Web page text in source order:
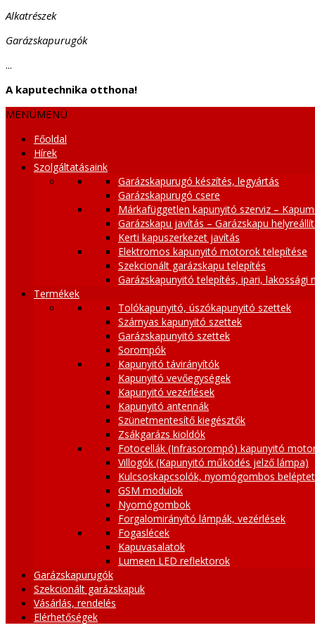
Alkatrészek
Garázskapurugók
...
A kaputechnika otthona!
MENÜMENÜ
Főoldal
Hírek
Szolgáltatásaink
Garázskapurugó készítés, legyártás
Garázskapurugó csere
Márkafüggetlen kapunyitó szerviz –
Garázskapu javítás – Garázskapu
Kerti kapuszerkezet javítás
Elektromos kapunyitó motorok telepítése
Szekcionált garázskapu telepítés
Garázskapunyitó telepítés, ipari, lakossági
Termékek
Tolókapunyitó, úszókapunyitó szettek
Szárnyas kapunyitó szettek
Garázskapunyitó szettek
Sorompók
Kapunyitó távirányítók
Kapunyitó vevőegységek
Kapunyitó vezérlések
Kapunyitó antennák
Szünetmentesítő kiegésztők
Zsákgarázs kioldók
Fotocellák (Infrasorompó) kapunyitó
Villogók (Kapunyitó működés jelző lámpa)
Kulcsoskapcsolók, nyomógombos
GSM modulok
Nyomógombok
Forgalomirányító lámpák, vezérlések
Fogaslécek
Kapuvasalatok
Lumeen LED reflektorok
Garázskapurugók
Szekcionált garázskapuk
Vásárlás, rendelés
Elérhetőségek